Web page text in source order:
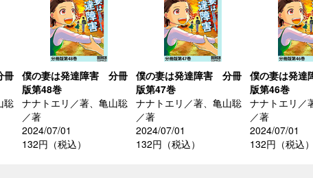
冊
聡
僕の妻は発達障害 分冊
版第48巻
ナナトエリ／著、亀山聡
／著
2024/07/01
132円（税込）
僕の妻は発達障害 分冊
版第47巻
ナナトエリ／著、亀山聡
／著
2024/07/01
132円（税込）
僕の妻は発
版第46巻
ナナトエリ／
／著
2024/07/01
132円（税込）